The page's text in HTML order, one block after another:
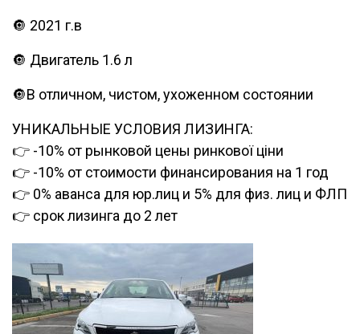
🔘 2021 г.в
🔘 Двигатель 1.6 л
🔘В отличном, чистом, ухоженном состоянии
УНИКАЛЬНЫЕ УСЛОВИЯ ЛИЗИНГА:
👉 -10% от рынковой цены ринкової ціни
👉 -10% от стоимости финансирования на 1 год
👉 0% аванса для юр.лиц и 5% для физ. лиц и ФЛП
👉 срок лизинга до 2 лет